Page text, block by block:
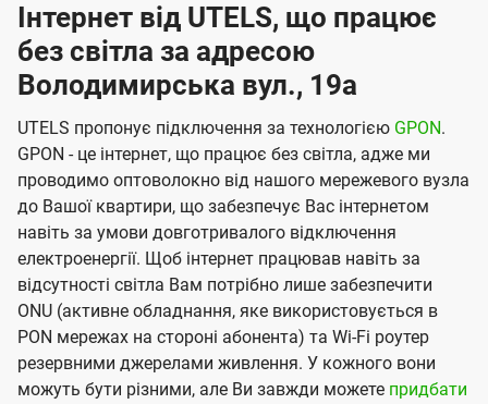
Інтернет від UTELS, що працює
без світла за адресою
Володимирська вул., 19а
UTELS пропонує підключення за технологією GPON.
GPON - це інтернет, що працює без світла, адже ми
проводимо оптоволокно від нашого мережевого вузла
до Вашої квартири, що забезпечує Вас інтернетом
навіть за умови довготривалого відключення
електроенергії. Щоб інтернет працював навіть за
відсутності світла Вам потрібно лише забезпечити
ONU (активне обладнання, яке використовується в
PON мережах на стороні абонента) та Wi-Fi роутер
резервними джерелами живлення. У кожного вони
можуть бути різними, але Ви завжди можете придбати